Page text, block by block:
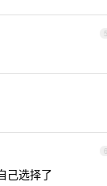
5
6
己选择了